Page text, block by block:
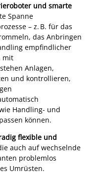
und smarte
Spanne
– z. B. für das
das Anbringen
empfindlicher
mit
Anlagen,
und kontrollieren,
Handling- und
können.
flexible und
auch auf wechselnde
problemlos
Umrüsten.